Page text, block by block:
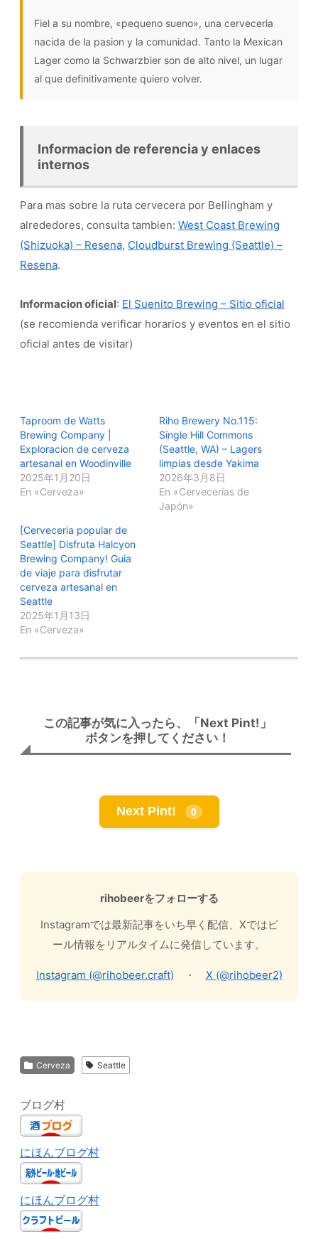
Fiel a su nombre, «pequeno sueno», una cerveceria
nacida de la pasion y la comunidad. Tanto la Mexican
Lager como la Schwarzbier son de alto nivel, un lugar
al que definitivamente quiero volver.
Informacion de referencia y enlaces
internos
Para mas sobre la ruta cervecera por Bellingham y
alrededores, consulta tambien: West Coast Brewing
(Shizuoka) – Resena, Cloudburst Brewing (Seattle) –
Resena.
Informacion oficial: El Suenito Brewing – Sitio oficial
(se recomienda verificar horarios y eventos en el sitio
oficial antes de visitar)
Taproom de Watts
Brewing Company |
Exploracion de cerveza
artesanal en Woodinville
2025年1月20日
En «Cerveza»
Riho Brewery No.115:
Single Hill Commons
(Seattle, WA) – Lagers
limpias desde Yakima
2026年3月8日
En «Cervecerías de
Japón»
[Cerveceria popular de
Seattle] Disfruta Halcyon
Brewing Company! Guia
de viaje para disfrutar
cerveza artesanal en
Seattle
2025年1月13日
En «Cerveza»
この記事が気に入ったら、「Next Pint!」
ボタンを押してください！
Next Pint! 0
rihobeerをフォローする
Instagramでは最新記事をいち早く配信、Xではビ
ール情報をリアルタイムに発信しています。
Instagram (@rihobeer.craft) ・ X (@rihobeer2)
Cerveza Seattle
ブログ村
にほんブログ村
にほんブログ村